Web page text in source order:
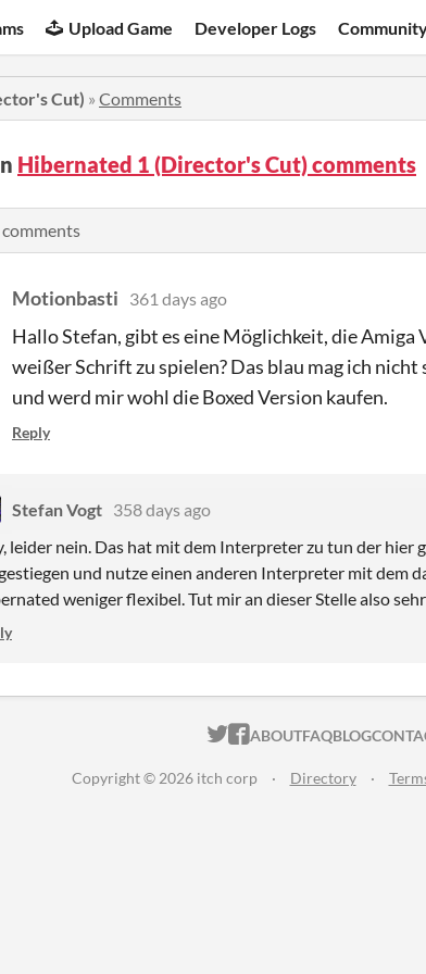
Upload Game Developer Logs
Cut) » Comments
Hibernated 1 (Director's Cut) comments
Motionbasti 361 days ago
Hallo Stefan, gibt es eine Möglichkeit, die
weißer Schrift zu spielen? Das blau mag ich
und werd mir wohl die Boxed Version kaufen.
Reply
Stefan Vogt 358 days ago
leider nein. Das hat mit dem Interpreter zu tun der hier
und nutze einen anderen Interpreter mit dem
weniger flexibel. Tut mir an dieser Stelle also
ITCH.IO ON
ITCH.IO ON
ABOUTFAQBLOG
Copyright © 2026 itch corp · Directory ·